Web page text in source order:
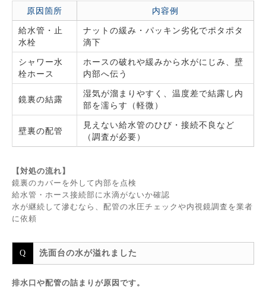
原因箇所
内容例
給水管・止
水栓
ナットの緩み・パッキン劣化でポタポタ
滴下
シャワー水
栓ホース
ホースの破れや緩みから水がにじみ、壁
内部へ伝う
鏡裏の結露
湿気が溜まりやすく、温度差で結露し内
部を濡らす（軽微）
壁裏の配管
見えない給水管のひび・接続不良など
（調査が必要）
【対処の流れ】
鏡裏のカバーを外して内部を点検
給水管・ホース接続部に水滴がないか確認
水が継続して滲むなら、配管の水圧チェックや内視鏡調査を業者
に依頼
洗面台の水が溢れました
排水口や配管の詰まりが原因です。